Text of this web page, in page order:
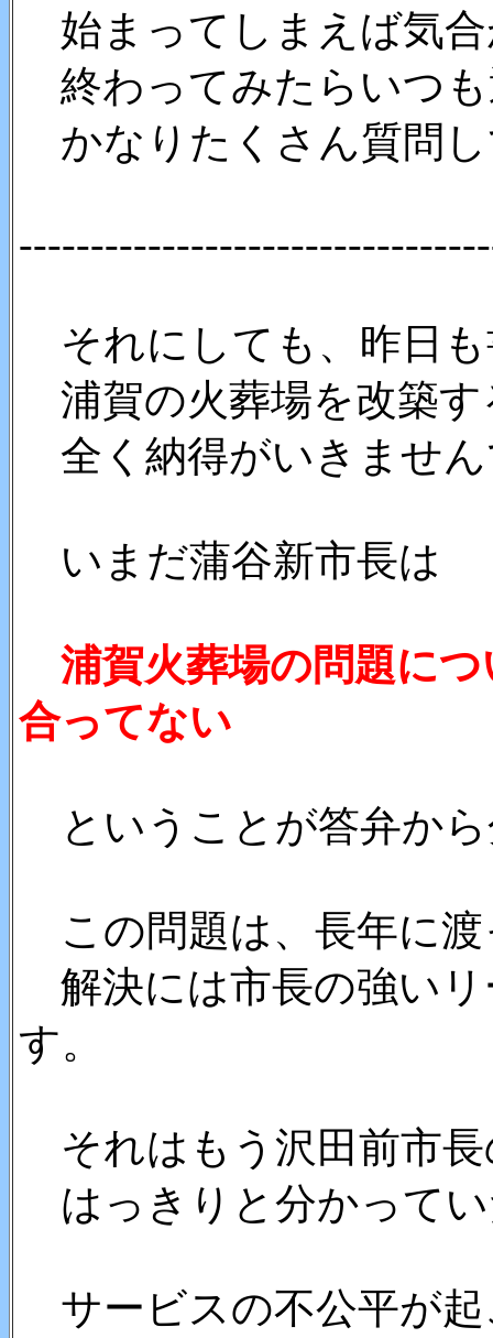
始まってしまえば気
終わってみたらいつ
かなりたくさん質問
それにしても、昨日
浦賀の火葬場を改築す
全く納得がいきませ
いまだ蒲谷新市長は
浦賀火葬場の問題に
合ってない
ということが答弁か
この問題は、長年に
解決には市長の強いリ
す。
それはもう沢田前市長
はっきりと分かって
サービスの不公平が